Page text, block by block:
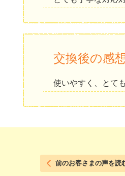
交換後の感
使いやすく、とて
前のお客さまの声を読